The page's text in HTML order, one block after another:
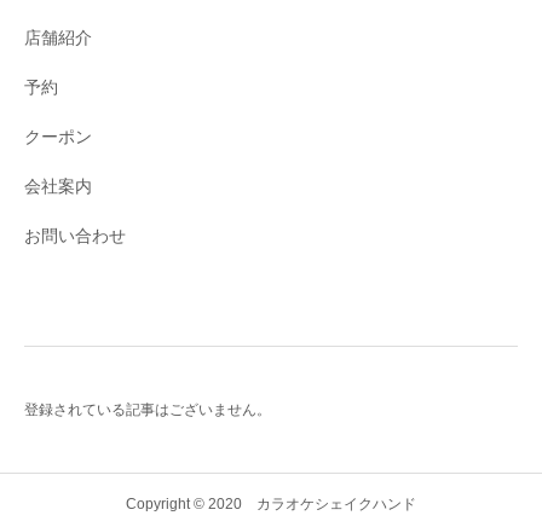
店舗紹介
予約
クーポン
会社案内
お問い合わせ
登録されている記事はございません。
Copyright © 2020 カラオケシェイクハンド